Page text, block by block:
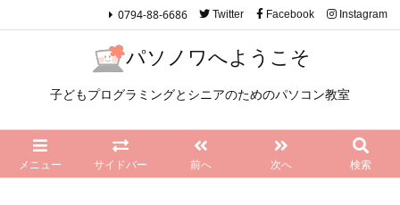
パソノワへようこそ
子どもプログラミングとシニアのためのパソコン教室
メニュー サイドバー 前へ 次へ 検索
0794-88-6686 Twitter Facebook Instagram